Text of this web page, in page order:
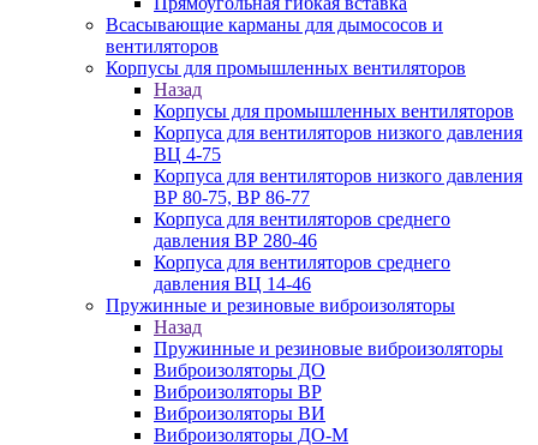
Всасывающие карманы для дымососов и
вентиляторов
Корпусы для промышленных вентиляторов
Назад
Корпусы для промышленных вентиляторов
Корпуса для вентиляторов низкого давления
ВЦ 4-75
Корпуса для вентиляторов низкого давления
ВР 80-75, ВР 86-77
Корпуса для вентиляторов среднего
давления ВР 280-46
Корпуса для вентиляторов среднего
давления ВЦ 14-46
Пружинные и резиновые виброизоляторы
Назад
Пружинные и резиновые виброизоляторы
Виброизоляторы ДО
Виброизоляторы ВР
Виброизоляторы ВИ
Виброизоляторы ДО-М